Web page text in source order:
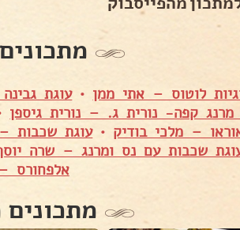
לוטוס – אתי ממן •עוגת
קפה- נורית ג. – נורית גיספן
– מלכי בודיק •עוגת שכבות
שכבות עם נס ומרנג – שרה
אלפחורס